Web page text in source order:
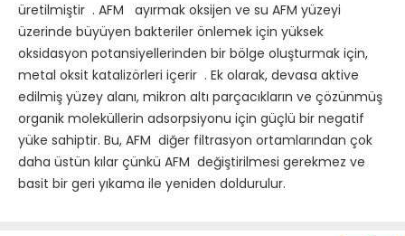
üretilmiştir . AFM
ayırmak oksijen ve su AFM yüzeyi
üzerinde büyüyen bakteriler önlemek için yüksek
oksidasyon potansiyellerinden bir bölge oluşturmak için,
metal oksit katalizörleri içerir . Ek olarak, devasa aktive
edilmiş yüzey alanı, mikron altı parçacıkların ve çözünmüş
organik moleküllerin adsorpsiyonu için güçlü bir negatif
yüke sahiptir. Bu, AFM diğer filtrasyon ortamlarından çok
daha üstün kılar çünkü AFM değiştirilmesi gerekmez ve
basit bir geri yıkama ile yeniden doldurulur.